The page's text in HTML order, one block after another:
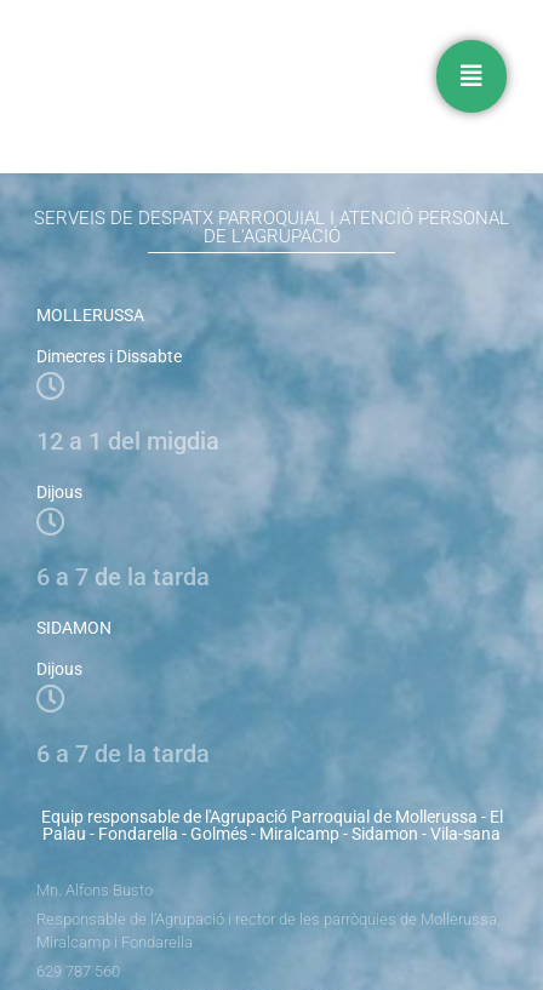
SERVEIS DE DESPATX PARROQUIAL I ATENCIÓ PERSONAL
DE L'AGRUPACIÓ
MOLLERUSSA
Dimecres i Dissabte
12 a 1 del migdia
Dijous
6 a 7 de la tarda
SIDAMON
Dijous
6 a 7 de la tarda
Equip responsable de l'Agrupació Parroquial de Mollerussa - El
Palau - Fondarella - Golmés - Miralcamp - Sidamon - Vila-sana
Mn. Alfons Busto
Responsable de l’Agrupació i rector de les parròquies de Mollerussa,
Miralcamp i Fondarella
629 787 560